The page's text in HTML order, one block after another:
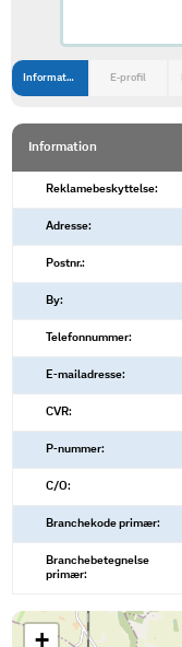
Information E-profil
Information
Reklamebeskyttelse:
Adresse:
Postnr.:
By:
Telefonnummer:
E-mailadresse:
CVR:
P-nummer:
C/O:
Branchekode primær:
Branchebetegnelse
primær:
+